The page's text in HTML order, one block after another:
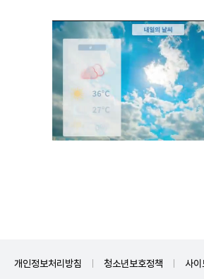
개인정보처리방침 청소년보호정책 사이